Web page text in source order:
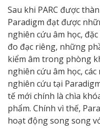
Sau khi PARC được
Paradigm đạt được
nghiên cứu âm học,
đo đạc riêng, những
kiểm âm trong phòng
nghiên cứu âm học,
nghiên cứu tại
tế mới chính là chìa
phẩm. Chính vì thế,
hoạt động song song